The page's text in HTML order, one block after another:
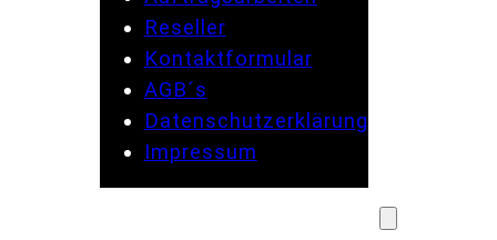
Reseller
Kontaktformular
AGB´s
Datenschutzerklärung
Impressum